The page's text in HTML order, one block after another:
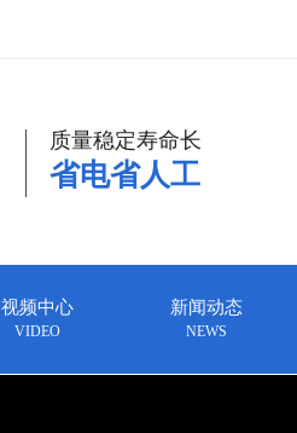
质量稳定寿命长
省电省人工
视频中心
VIDEO
新闻动态
NEWS